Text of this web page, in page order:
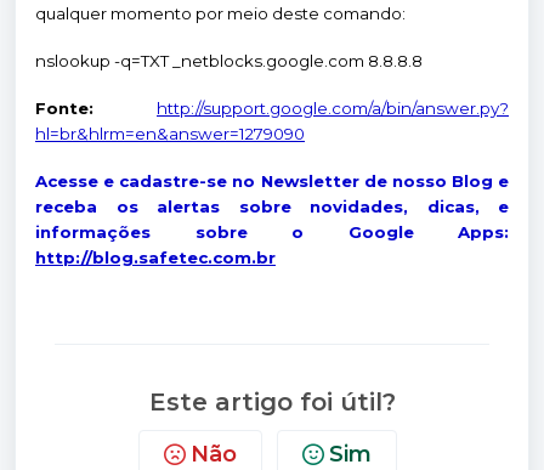
qualquer momento por meio deste comando:
nslookup -q=TXT _netblocks.google.com 8.8.8.8
Fonte: http://support.google.com/a/bin/answer.py?
hl=br&hlrm=en&answer=1279090
Acesse e cadastre-se no Newsletter de nosso Blog e
receba os alertas sobre novidades, dicas, e
informações sobre o Google Apps:
http://blog.safetec.com.br
Este artigo foi útil?
Não Sim